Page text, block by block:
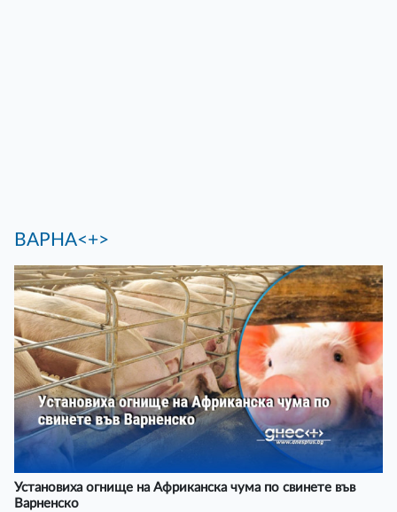
ВАРНА<+>
Установиха огнище на Африканска чума по свинете във
Варненско